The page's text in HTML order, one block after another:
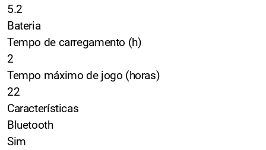
5.2
Bateria
Tempo de carregamento (h)
2
Tempo máximo de jogo (horas)
22
Características
Bluetooth
Sim